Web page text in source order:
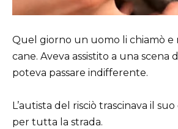
Quel giorno un uomo li chiamò e
cane. Aveva assistito a una scena
poteva passare indifferente.
L’autista del risciò trascinava il
per tutta la strada.